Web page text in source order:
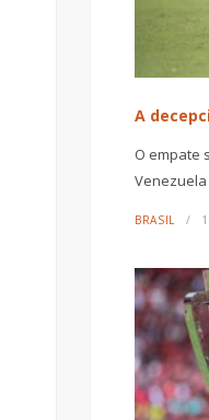
A
O empate
Venezuela
BRASIL